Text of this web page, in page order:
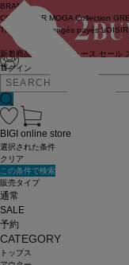
ログイン
BRAND
COUTURIER MOGA Collection
TRISTESSE
congés payés LOISIR
新着商品 ニュース セール
せ
BIGI online store
選択された条件
クリア
この条件で検索
販売タイプ
通常
SALE
予約
CATEGORY
トップス